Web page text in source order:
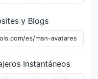
y Blogs
Instantáneos